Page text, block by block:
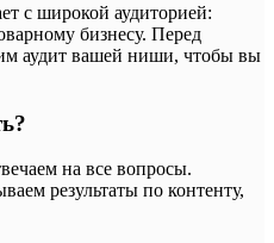
с широкой аудиторией:
бизнесу. Перед
аудит вашей ниши, чтобы вы
на все вопросы.
результаты по контенту,